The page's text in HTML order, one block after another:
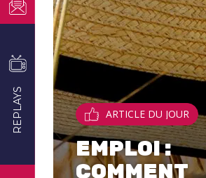
REPLAYS
CONSEILS
EMPLOI
ARTICLE DU JOUR
EMPLOI :
COMMENT